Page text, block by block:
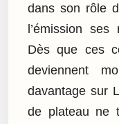
dans son rôle
l’émission
Dès que ces
deviennent
davantage sur
de plateau ne